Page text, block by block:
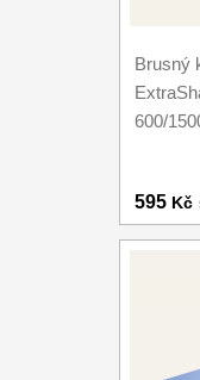
Brusný
600/
595 Kč